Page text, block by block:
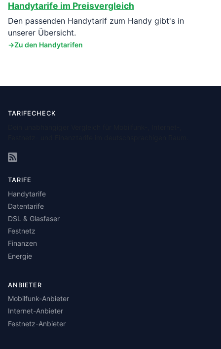
Handytarife im Preisvergleich
Den passenden Handytarif zum Handy gibt's in
unserer Übersicht.
Zu den Handytarifen
TARIFECHECK
TARIFE
Handytarife
Datentarife
DSL & Glasfaser
Festnetz
Finanzen
Energie
ANBIETER
Mobilfunk-Anbieter
Internet-Anbieter
Festnetz-Anbieter